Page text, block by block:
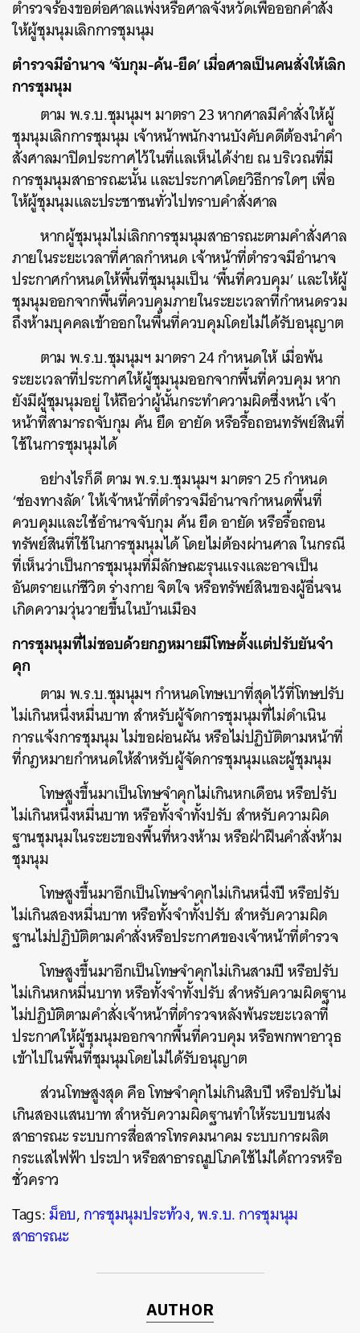
ตำรวจร้องขอต่อศาลแพ่งหรือศาลจังหวัดเพื่อออกคําสั่ง
ให้ผู้ชุมนุมเลิกการชุมนุม
ตำรวจมีอำนาจ ‘จับกุม-ค้น-ยึด’ เมื่อศาลเป็นคนสั่งให้เลิก
การชุมนุม
ตาม พ.ร.บ.ชุมนุมฯ มาตรา 23 หากศาลมีคำสั่งให้ผู้
ชุมนุมเลิกการชุมนุม เจ้าหน้าพนักงานบังคับคดีต้องนำคำ
สั่งศาลมาปิดประกาศไว้ในที่แลเห็นได้ง่าย ณ บริเวณที่มี
การชุมนุมสาธารณะนั้น และประกาศโดยวิธีการใดๆ เพื่อ
ให้ผู้ชุมนุมและประชาชนทั่วไปทราบคำสั่งศาล
หากผู้ชุมนุมไม่เลิกการชุมนุมสาธารณะตามคำสั่งศาล
ภายในระยะเวลาที่ศาลกำหนด เจ้าหน้าที่ตำรวจมีอำนาจ
ประกาศกำหนดให้พื้นที่ชุมนุมเป็น ‘พื้นที่ควบคุม’ และให้ผู้
ชุมนุมออกจากพื้นที่ควบคุมภายในระยะเวลาที่กำหนดรวม
ถึงห้ามบุคคลเข้าออกในพื้นที่ควบคุมโดยไม่ได้รับอนุญาต
ตาม พ.ร.บ.ชุมนุมฯ มาตรา 24 กำหนดให้ เมื่อพ้น
ระยะเวลาที่ประกาศให้ผู้ชุมนุมออกจากพื้นที่ควบคุม หาก
ยังมีผู้ชุมนุมอยู่ ให้ถือว่าผู้นั้นกระทำความผิดซึ่งหน้า เจ้า
หน้าที่สามารถจับกุม ค้น ยึด อายัด หรือรื้อถอนทรัพย์สินที่
ใช้ในการชุมนุมได้
อย่างไรก็ดี ตาม พ.ร.บ.ชุมนุมฯ มาตรา 25 กำหนด
‘ช่องทางลัด’ ให้เจ้าหน้าที่ตำรวจมีอำนาจกำหนดพื้นที่
ควบคุมและใช้อำนาจจับกุม ค้น ยึด อายัด หรือรื้อถอน
ทรัพย์สินที่ใช้ในการชุมนุมได้ โดยไม่ต้องผ่านศาล ในกรณี
ที่เห็นว่าเป็นการชุมนุมที่มีลักษณะรุนแรงและอาจเป็น
อันตรายแก่ชีวิต ร่างกาย จิตใจ หรือทรัพย์สินของผู้อื่นจน
เกิดความวุ่นวายขึ้นในบ้านเมือง
การชุมนุมที่ไม่ชอบด้วยกฎหมายมีโทษตั้งแต่ปรับยันจำ
คุก
ตาม พ.ร.บ.ชุมนุมฯ กำหนดโทษเบาที่สุดไว้ที่โทษปรับ
ไม่เกินหนึ่งหมื่นบาท สำหรับผู้จัดการชุมนุมที่ไม่ดำเนิน
การแจ้งการชุมนุม ไม่ขอผ่อนผัน หรือไม่ปฏิบัติตามหน้าที่
ที่กฎหมายกำหนดให้สำหรับผู้จัดการชุมนุมและผู้ชุมนุม
โทษสูงขึ้นมาเป็นโทษจำคุกไม่เกินหกเดือน หรือปรับ
ไม่เกินหนึ่งหมื่นบาท หรือทั้งจำทั้งปรับ สำหรับความผิด
ฐานชุมนุมในระยะของพื้นที่หวงห้าม หรือฝ่าฝืนคำสั่งห้าม
ชุมนุม
โทษสูงขึ้นมาอีกเป็นโทษจำคุกไม่เกินหนึ่งปี หรือปรับ
ไม่เกินสองหมื่นบาท หรือทั้งจำทั้งปรับ สำหรับความผิด
ฐานไม่ปฏิบัติตามคำสั่งหรือประกาศของเจ้าหน้าที่ตำรวจ
โทษสูงขึ้นมาอีกเป็นโทษจำคุกไม่เกินสามปี หรือปรับ
ไม่เกินหกหมื่นบาท หรือทั้งจำทั้งปรับ สำหรับความผิดฐาน
ไม่ปฏิบัติตามคำสั่งเจ้าหน้าที่ตำรวจหลังพ้นระยะเวลาที่
ประกาศให้ผู้ชุมนุมออกจากพื้นที่ควบคุม หรือพกพาอาวุธ
เข้าไปในพื้นที่ชุมนุมโดยไม่ได้รับอนุญาต
ส่วนโทษสูงสุด คือ โทษจำคุกไม่เกินสิบปี หรือปรับไม่
เกินสองแสนบาท สำหรับความผิดฐานทำให้ระบบขนส่ง
สาธารณะ ระบบการสื่อสารโทรคมนาคม ระบบการผลิต
กระแสไฟฟ้า ประปา หรือสาธารณูปโภคใช้ไม่ได้ถาวรหรือ
ชั่วคราว
Tags:ม็อบ,การชุมนุมประท้วง,พ.ร.บ. การชุมนุม
สาธารณะ
AUTHOR